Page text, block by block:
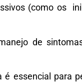
(como os
de
essencial para